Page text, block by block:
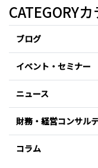
CATEGORYカ
ブログ
イベント・セミナー
ニュース
財務・経営コンサル
コラム